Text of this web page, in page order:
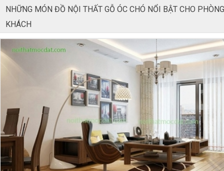
NHỮNG MÓN ĐỒ NỘI THẤT GỖ ÓC CHÓ NỔI BẬT CHO PHÒNG
KHÁCH